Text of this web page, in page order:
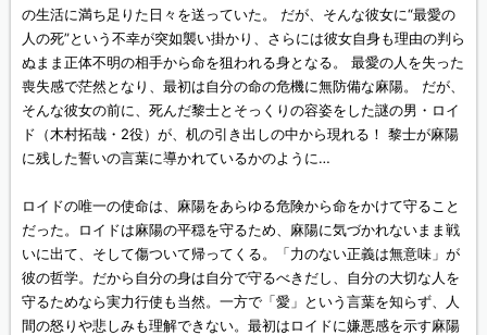
の生活に満ち足りた日々を送っていた。 だが、そんな彼女に“最愛の
人の死”という不幸が突如襲い掛かり、さらには彼女自身も理由の判ら
ぬまま正体不明の相手から命を狙われる身となる。 最愛の人を失った
喪失感で茫然となり、最初は自分の命の危機に無防備な麻陽。 だが、
そんな彼女の前に、死んだ黎士とそっくりの容姿をした謎の男・ロイ
ド（木村拓哉・2役）が、机の引き出しの中から現れる！ 黎士が麻陽
に残した誓いの言葉に導かれているかのように…
ロイドの唯一の使命は、麻陽をあらゆる危険から命をかけて守ること
だった。ロイドは麻陽の平穏を守るため、麻陽に気づかれないまま戦
いに出て、そして傷ついて帰ってくる。「力のない正義は無意味」が
彼の哲学。だから自分の身は自分で守るべきだし、自分の大切な人を
守るためなら実力行使も当然。一方で「愛」という言葉を知らず、人
間の怒りや悲しみも理解できない。最初はロイドに嫌悪感を示す麻陽